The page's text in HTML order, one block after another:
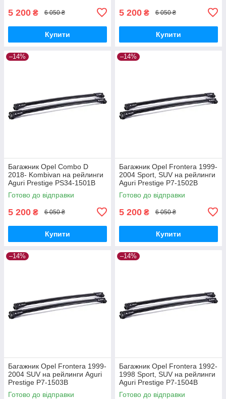
5 200 ₴ 6 050 ₴
Купити
5 200 ₴ 6 050 ₴
Купити
–14%
Багажник Opel Combo D
2018- Kombivan на рейлинги
Aguri Prestige PS34-1501B
Готово до відправки
5 200 ₴ 6 050 ₴
Купити
–14%
Багажник Opel Frontera 1999-
2004 Sport, SUV на рейлинги
Aguri Prestige P7-1502B
Готово до відправки
5 200 ₴ 6 050 ₴
Купити
–14%
Багажник Opel Frontera 1999-
2004 SUV на рейлинги Aguri
Prestige P7-1503B
Готово до відправки
–14%
Багажник Opel Frontera 1992-
1998 Sport, SUV на рейлинги
Aguri Prestige P7-1504B
Готово до відправки